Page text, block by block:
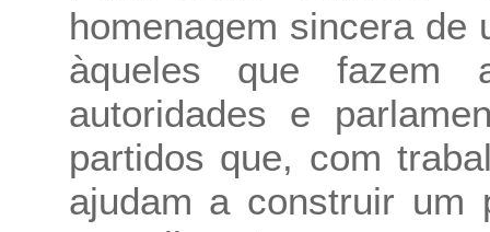
homenagem sincera de
àqueles que fazem
autoridades e
partidos que, com
ajudam a construir um